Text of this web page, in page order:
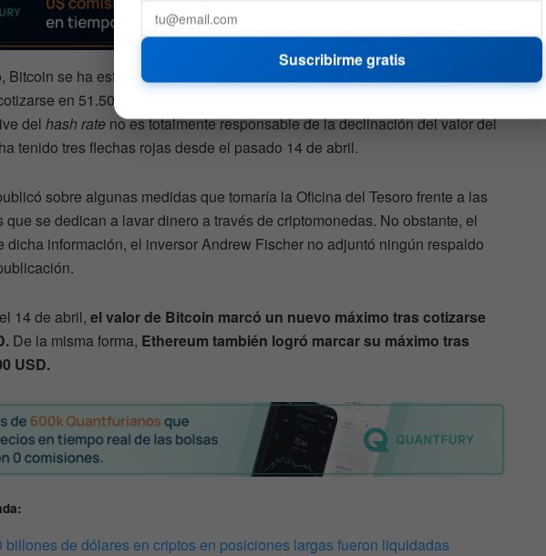
Bitcoin se ha estado recuperando de estas consecuencias, evidentemente
en 51.500 USD hasta alcanzar los 57.460 USD. Sin embargo, este
del hash rate no es totalmente responsable de la declinación del valor del
tenido tres flechas rojas desde el pasado 14 de abril.
sobre algunas medidas que tomaría la Oficina del Tesoro frente a las
que se dedican a lavar dinero a través de criptomonedas. No obstante, el
dicha información, el inversor Andrew Fischer no adjuntó ningún respaldo
14 de abril, el valor de Bitcoin marcó un nuevo máximo tras cotizarse
De la misma forma, Ethereum también logró marcar su máximo tras
USD.
billones de dólares en criptos en posiciones largas fueron liquidadas
Suscribirme gratis